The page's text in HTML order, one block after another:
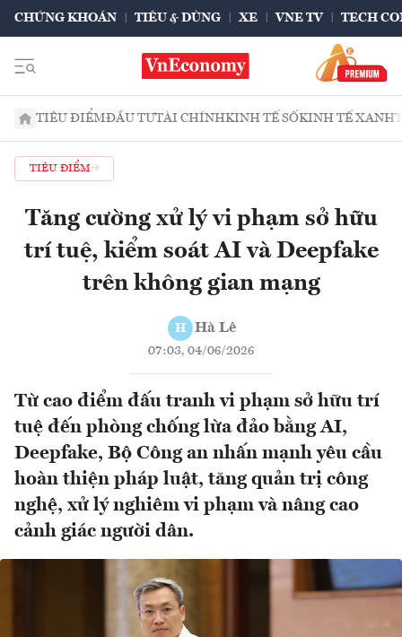
CHỨNG KHOÁN TIÊU & DÙNG XE VNE TV TECH
TIÊU ĐIỂMĐẦU TƯTÀI CHÍNHKINH TẾ SỐKINH TẾ XANH
TIÊU ĐIỂM
Tăng cường xử lý vi phạm sở hữu
trí tuệ, kiểm soát AI và Deepfake
trên không gian mạng
H Hà Lê
07:03, 04/06/2026
Từ cao điểm đấu tranh vi phạm sở hữu trí
tuệ đến phòng chống lừa đảo bằng AI,
Deepfake, Bộ Công an nhấn mạnh yêu cầu
hoàn thiện pháp luật, tăng quản trị công
nghệ, xử lý nghiêm vi phạm và nâng cao
cảnh giác người dân.